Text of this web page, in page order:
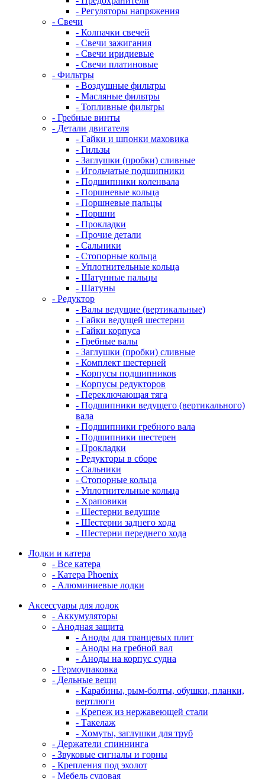
- Регуляторы напряжения
- Свечи
- Колпачки свечей
- Свечи зажигания
- Свечи иридиевые
- Свечи платиновые
- Фильтры
- Воздушные фильтры
- Масляные фильтры
- Топливные фильтры
- Гребные винты
- Детали двигателя
- Гайки и шпонки маховика
- Гильзы
- Заглушки (пробки) сливные
- Игольчатые подшипники
- Подшипники коленвала
- Поршневые кольца
- Поршневые пальцы
- Поршни
- Прокладки
- Прочие детали
- Сальники
- Стопорные кольца
- Уплотнительные кольца
- Шатунные пальцы
- Шатуны
- Редуктор
- Валы ведущие (вертикальные)
- Гайки ведущей шестерни
- Гайки корпуса
- Гребные валы
- Заглушки (пробки) сливные
- Комплект шестерней
- Корпусы подшипников
- Корпусы редукторов
- Переключающая тяга
- Подшипники ведущего (вертикального)
вала
- Подшипники гребного вала
- Подшипники шестерен
- Прокладки
- Редукторы в сборе
- Сальники
- Стопорные кольца
- Уплотнительные кольца
- Храповики
- Шестерни ведущие
- Шестерни заднего хода
- Шестерни переднего хода
Лодки и катера
- Все катера
- Катера Phoenix
- Алюминиевые лодки
Аксессуары для лодок
- Аккумуляторы
- Анодная защита
- Аноды для транцевых плит
- Аноды на гребной вал
- Аноды на корпус судна
- Гермоупаковка
- Дельные вещи
- Карабины, рым-болты, обушки, планки,
вертлюги
- Крепеж из нержавеющей стали
- Такелаж
- Хомуты, заглушки для труб
- Держатели спиннинга
- Звуковые сигналы и горны
- Крепления под эхолот
- Мебель судовая